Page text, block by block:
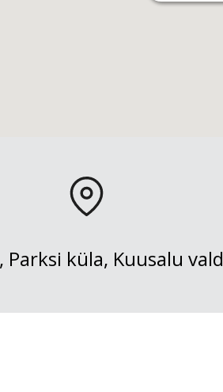
Parksi küla, Kuusalu vald